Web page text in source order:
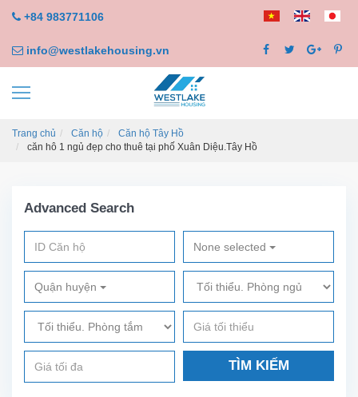
+84 983771106
info@westlakehousing.vn
Trang chủ Căn hộ
Căn hộ Tây Hồ
căn hô 1 ngủ đẹp cho thuê tại phố Xuân Diệu.Tây Hồ
Advanced Search
None selected
Quận huyện
TÌM KIẾM